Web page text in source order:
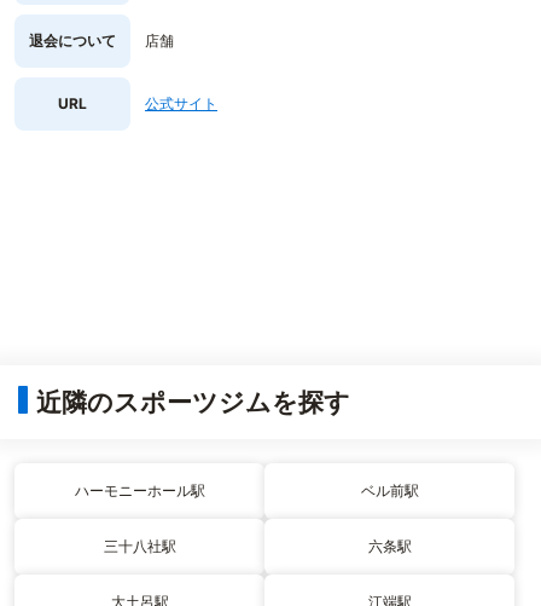
退会について 店舗
URL 公式サイト
近隣のスポーツジムを探す
ハーモニーホール駅 ベル前駅
三十八社駅 六条駅
大土呂駅 江端駅